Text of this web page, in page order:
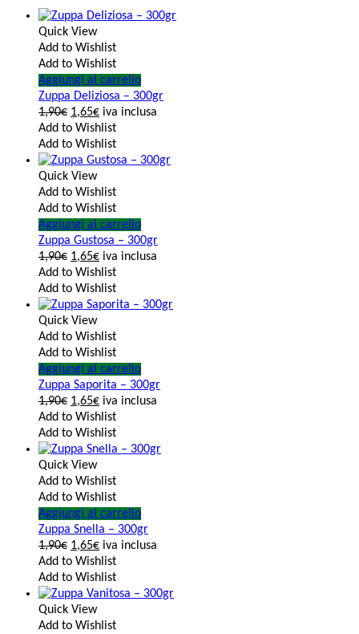
Quick View
Add to Wishlist
Add to Wishlist
Aggiungi al carrello
Zuppa Deliziosa – 300gr
1,90€ 1,65€ iva inclusa
Add to Wishlist
Add to Wishlist
Quick View
Add to Wishlist
Add to Wishlist
Aggiungi al carrello
Zuppa Gustosa – 300gr
1,90€ 1,65€ iva inclusa
Add to Wishlist
Add to Wishlist
Quick View
Add to Wishlist
Add to Wishlist
Aggiungi al carrello
Zuppa Saporita – 300gr
1,90€ 1,65€ iva inclusa
Add to Wishlist
Add to Wishlist
Quick View
Add to Wishlist
Add to Wishlist
Aggiungi al carrello
Zuppa Snella – 300gr
1,90€ 1,65€ iva inclusa
Add to Wishlist
Add to Wishlist
Quick View
Add to Wishlist